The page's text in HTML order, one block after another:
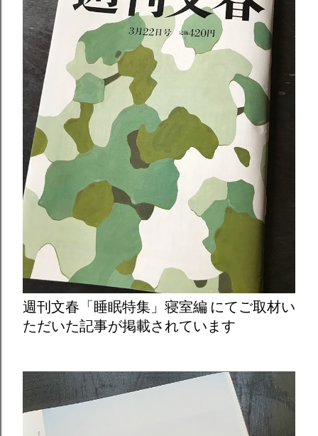
週刊文春「睡眠特集」寝室編 にてご取材い
ただいた記事が掲載されています